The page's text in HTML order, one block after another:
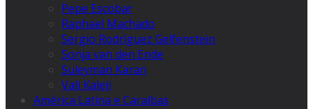
Pepe Escobar
Raphael Machado
Sergio Rodríguez Gelfenstein
Sonja van den Ende
Suleyman Karan
Vali Kaleji
América Latina e Caraíbas